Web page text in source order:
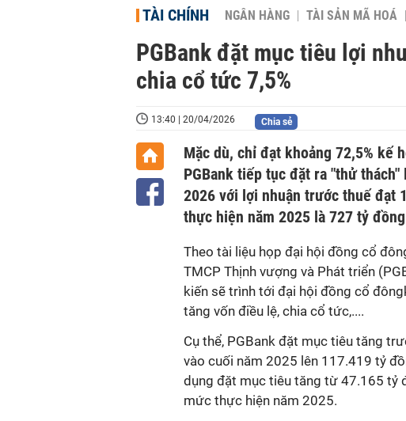
TÀI CHÍNH NGÂN HÀNG TÀI SẢN MÃ HOÁ
PGBank đặt mục tiêu lợi
chia cổ tức 7,5%
13:40 | 20/04/2026 Chia sẻ
Mặc dù, chỉ đạt khoảng 72,5% kế
PGBank tiếp tục đặt ra "thử
2026 với lợi nhuận trước thuế đạt
thực hiện năm 2025 là 727 tỷ
Theo tài liệu họp đại hội đồng cổ
TMCP Thịnh vượng và Phát triển
kiến sẽ trình tới đại hội đồng cổ
tăng vốn điều lệ, chia cổ tức,....
Cụ thể, PGBank đặt mục tiêu tăng
vào cuối năm 2025 lên 117.419 tỷ
dụng đặt mục tiêu tăng từ 47.165 tỷ
mức thực hiện năm 2025.